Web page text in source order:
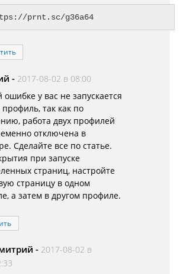
prnt.sc/g36a64
- 2017-08-02 в 08:00
ошибке у вас не запускается
профиль, так как по
работа двух профилей
отключена в
Сделайте все по статье.
при запуске
страниц, настройте
страницу в одном
а затем в другом профиле.
- 2017-08-02 в